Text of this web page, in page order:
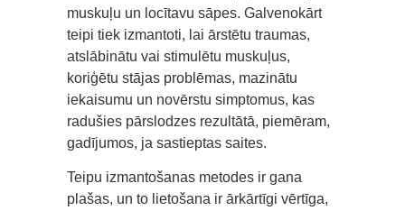
muskuļu un locītavu sāpes. Galvenokārt
teipi tiek izmantoti, lai ārstētu traumas,
atslābinātu vai stimulētu muskuļus,
koriģētu stājas problēmas, mazinātu
iekaisumu un novērstu simptomus, kas
radušies pārslodzes rezultātā, piemēram,
gadījumos, ja sastieptas saites.
Teipu izmantošanas metodes ir gana
plašas, un to lietošana ir ārkārtīgi vērtīga,